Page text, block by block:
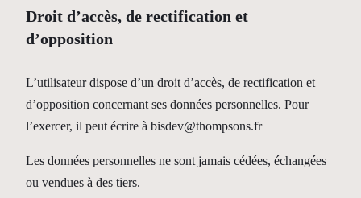
Droit d’accès, de rectification et
d’opposition
L’utilisateur dispose d’un droit d’accès, de rectification et
d’opposition concernant ses données personnelles. Pour
l’exercer, il peut écrire à bisdev@thompsons.fr
Les données personnelles ne sont jamais cédées, échangées
ou vendues à des tiers.